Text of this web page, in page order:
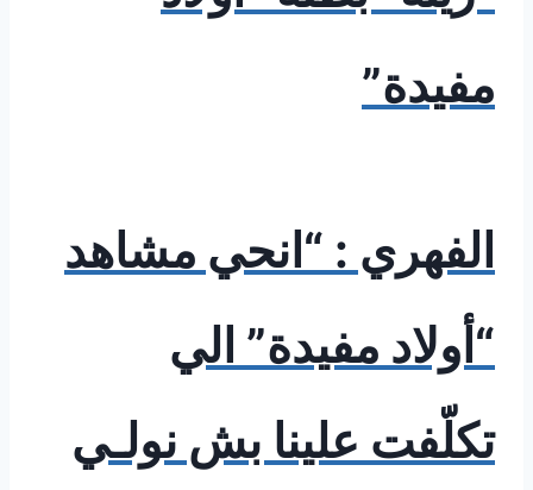
مفيدة”
الفهري : “انحي مشاهد
“أولاد مفيدة” الي
تكلّفت علينا بش نولـي